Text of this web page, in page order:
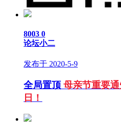
8003 0
论坛小二
发布于 2020-5-9
全局置顶 母亲节重要
日！